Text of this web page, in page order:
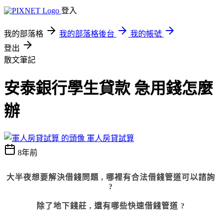
登入
我的部落格 我的部落格後台
我的帳號
登出
散文筆記
安泰銀行學生貸款 急用錢怎麼
辦
軍人房貸試算
8年前
大半夜想要解決借錢問題 , 哪裡有合法借錢管道可以諮詢
?
除了地下錢莊 , 還有哪些快速借錢管道 ?